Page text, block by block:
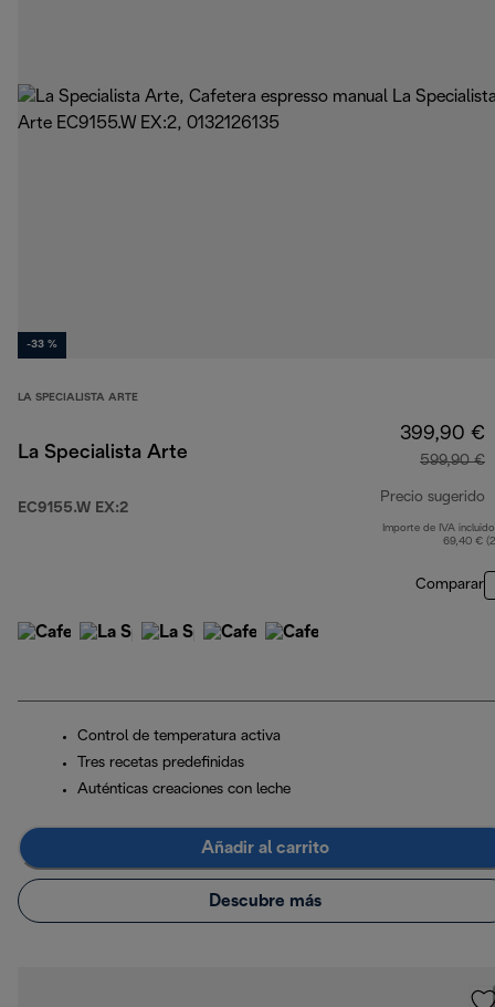
-33 %
LA SPECIALISTA ARTE
La Specialista Arte
EC9155.W EX:2
399,90 €
599,90 €
Precio sugerido
Importe de IVA
69,40 €
Comparar
Control de temperatura activa
Tres recetas predefinidas
Auténticas creaciones con leche
Añadir al carrito
Descubre más